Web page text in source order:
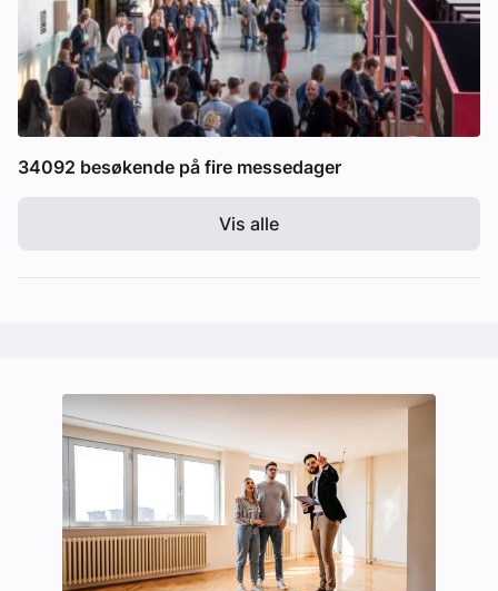
34092 besøkende på fire messedager
Vis alle